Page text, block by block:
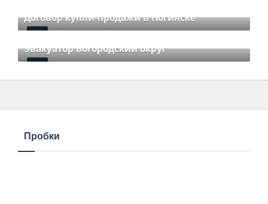
Договор купли-продажи в Ногинске
Эвакуатор Богородский округ
Пробки